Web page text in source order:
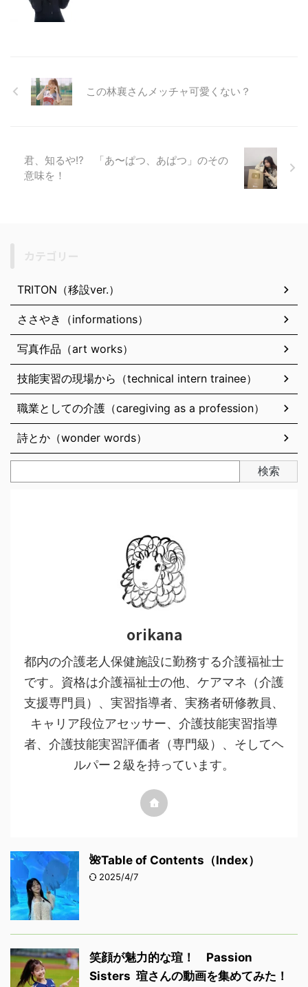
この林襄さんメッチャ可愛くない？
君、知るや!? 「あ〜ぱつ、あぱつ」のその
意味を！
TRITON（移設ver.）
ささやき（informations）
写真作品（art works）
技能実習の現場から（technical intern trainee）
職業としての介護（caregiving as a profession）
詩とか（wonder words）
検索
orikana
都内の介護老人保健施設に勤務する介護福祉士
です。資格は介護福祉士の他、ケアマネ（介護
支援専門員）、実習指導者、実務者研修教員、
キャリア段位アセッサー、介護技能実習指導
者、介護技能実習評価者（専門級）、そしてヘ
ルパー２級を持っています。
🌺Table of Contents（Index）
2025/4/7
笑顔が魅力的な瑄！ Passion
Sisters 瑄さんの動画を集めてみた！